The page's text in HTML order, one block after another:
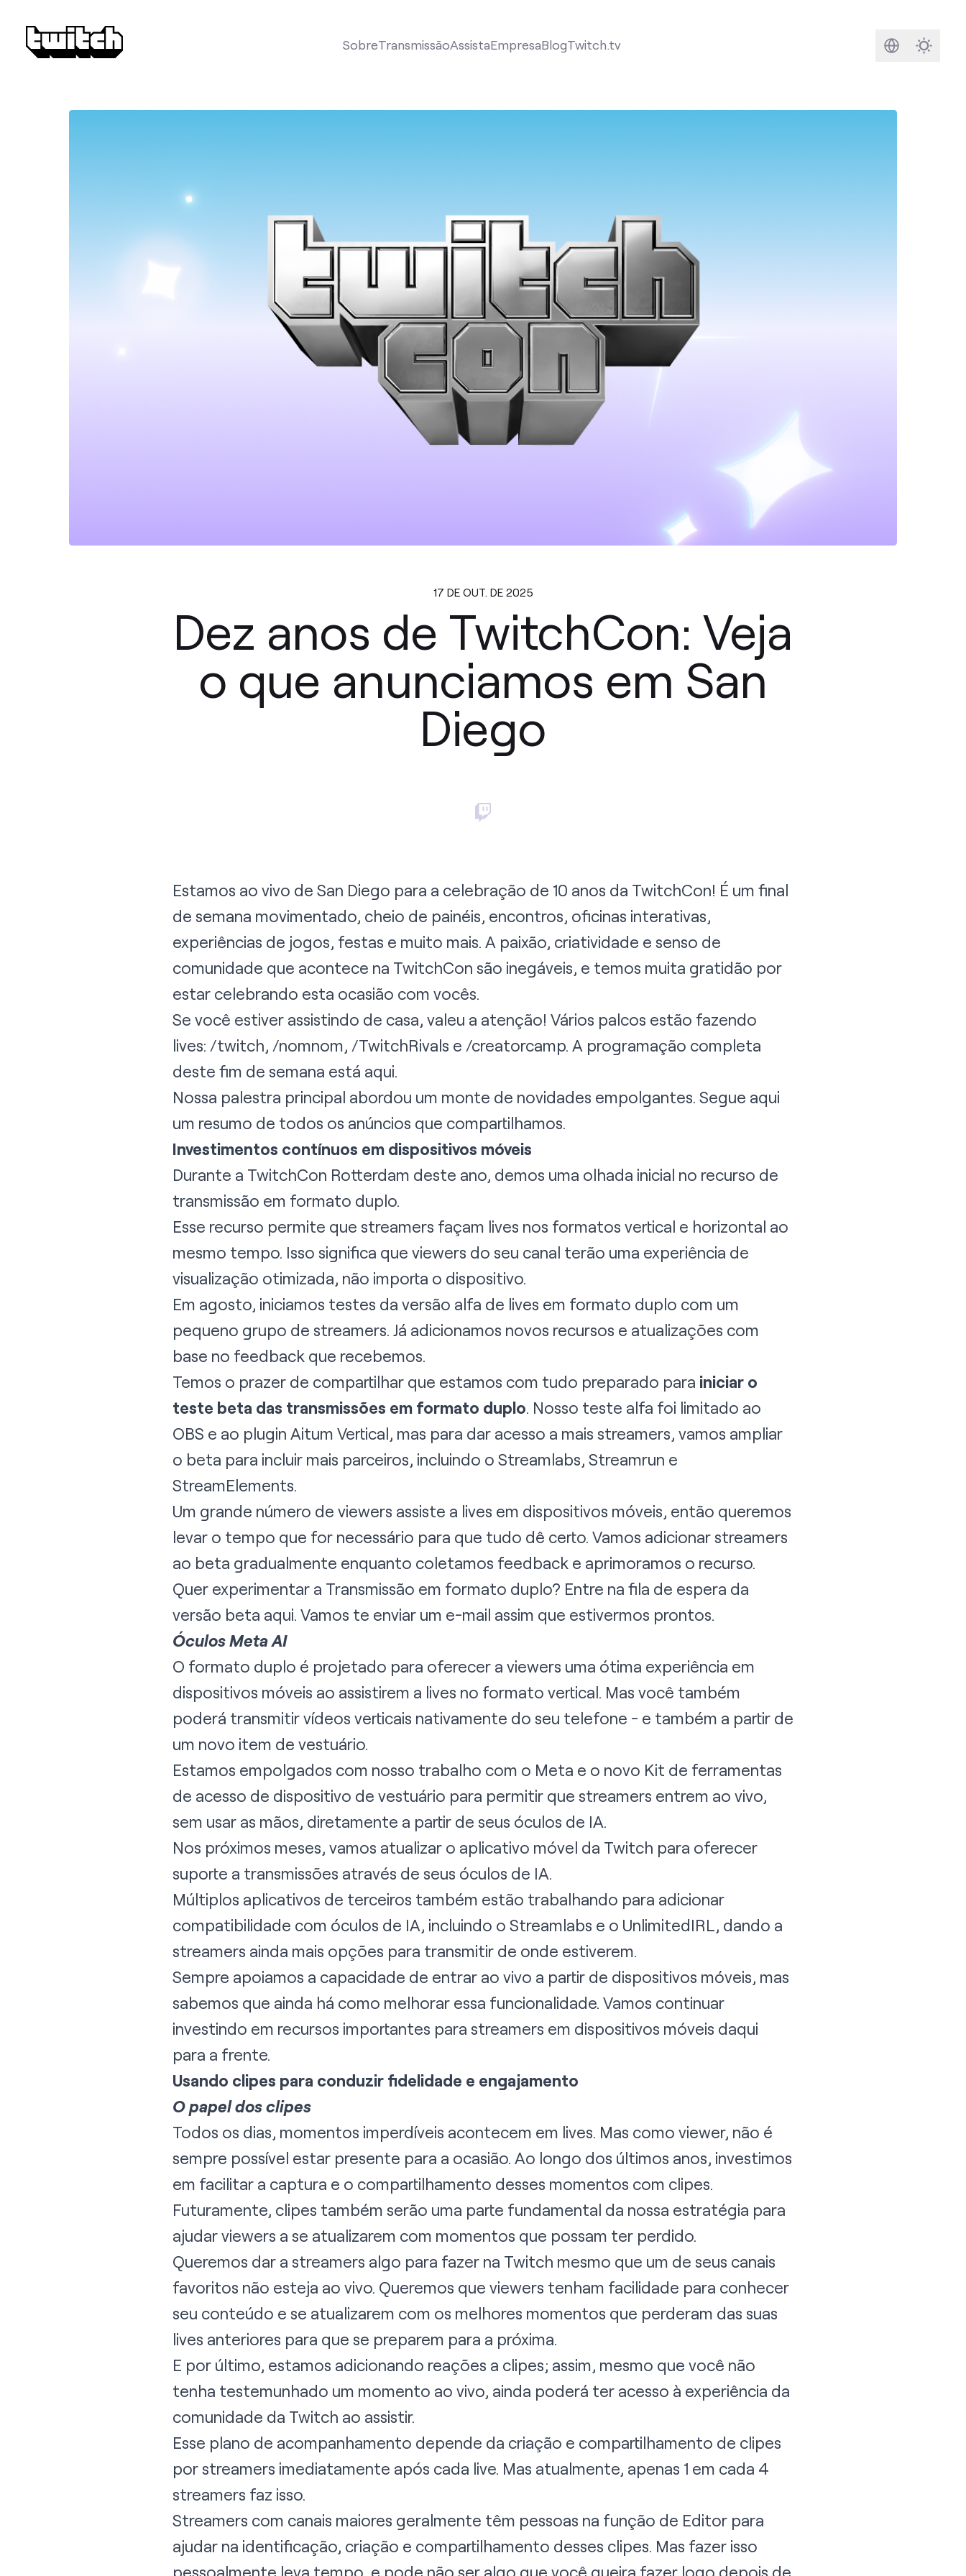
SobreTransmissãoAssistaEmpresaBlogTwitch.tv
17 DE OUT. DE 2025
Dez anos de TwitchCon: Veja
o que anunciamos em San
Diego
Estamos ao vivo de San Diego para a celebração de 10 anos da TwitchCon! É um final
de semana movimentado, cheio de painéis, encontros, oficinas interativas,
experiências de jogos, festas e muito mais. A paixão, criatividade e senso de
comunidade que acontece na TwitchCon são inegáveis, e temos muita gratidão por
estar celebrando esta ocasião com vocês.
Se você estiver assistindo de casa, valeu a atenção! Vários palcos estão fazendo
lives: /twitch, /nomnom, /TwitchRivals e /creatorcamp. A programação completa
deste fim de semana está aqui.
Nossa palestra principal abordou um monte de novidades empolgantes. Segue aqui
um resumo de todos os anúncios que compartilhamos.
Investimentos contínuos em dispositivos móveis
Durante a TwitchCon Rotterdam deste ano, demos uma olhada inicial no recurso de
transmissão em formato duplo.
Esse recurso permite que streamers façam lives nos formatos vertical e horizontal ao
mesmo tempo. Isso significa que viewers do seu canal terão uma experiência de
visualização otimizada, não importa o dispositivo.
Em agosto, iniciamos testes da versão alfa de lives em formato duplo com um
pequeno grupo de streamers. Já adicionamos novos recursos e atualizações com
base no feedback que recebemos.
Temos o prazer de compartilhar que estamos com tudo preparado para iniciar o
teste beta das transmissões em formato duplo. Nosso teste alfa foi limitado ao
OBS e ao plugin Aitum Vertical, mas para dar acesso a mais streamers, vamos ampliar
o beta para incluir mais parceiros, incluindo o Streamlabs, Streamrun e
StreamElements.
Um grande número de viewers assiste a lives em dispositivos móveis, então queremos
levar o tempo que for necessário para que tudo dê certo. Vamos adicionar streamers
ao beta gradualmente enquanto coletamos feedback e aprimoramos o recurso.
Quer experimentar a Transmissão em formato duplo? Entre na fila de espera da
versão beta aqui. Vamos te enviar um e-mail assim que estivermos prontos.
Óculos Meta AI
O formato duplo é projetado para oferecer a viewers uma ótima experiência em
dispositivos móveis ao assistirem a lives no formato vertical. Mas você também
poderá transmitir vídeos verticais nativamente do seu telefone - e também a partir de
um novo item de vestuário.
Estamos empolgados com nosso trabalho com o Meta e o novo Kit de ferramentas
de acesso de dispositivo de vestuário para permitir que streamers entrem ao vivo,
sem usar as mãos, diretamente a partir de seus óculos de IA.
Nos próximos meses, vamos atualizar o aplicativo móvel da Twitch para oferecer
suporte a transmissões através de seus óculos de IA.
Múltiplos aplicativos de terceiros também estão trabalhando para adicionar
compatibilidade com óculos de IA, incluindo o Streamlabs e o UnlimitedIRL, dando a
streamers ainda mais opções para transmitir de onde estiverem.
Sempre apoiamos a capacidade de entrar ao vivo a partir de dispositivos móveis, mas
sabemos que ainda há como melhorar essa funcionalidade. Vamos continuar
investindo em recursos importantes para streamers em dispositivos móveis daqui
para a frente.
Usando clipes para conduzir fidelidade e engajamento
O papel dos clipes
Todos os dias, momentos imperdíveis acontecem em lives. Mas como viewer, não é
sempre possível estar presente para a ocasião. Ao longo dos últimos anos, investimos
em facilitar a captura e o compartilhamento desses momentos com clipes.
Futuramente, clipes também serão uma parte fundamental da nossa estratégia para
ajudar viewers a se atualizarem com momentos que possam ter perdido.
Queremos dar a streamers algo para fazer na Twitch mesmo que um de seus canais
favoritos não esteja ao vivo. Queremos que viewers tenham facilidade para conhecer
seu conteúdo e se atualizarem com os melhores momentos que perderam das suas
lives anteriores para que se preparem para a próxima.
E por último, estamos adicionando reações a clipes; assim, mesmo que você não
tenha testemunhado um momento ao vivo, ainda poderá ter acesso à experiência da
comunidade da Twitch ao assistir.
Esse plano de acompanhamento depende da criação e compartilhamento de clipes
por streamers imediatamente após cada live. Mas atualmente, apenas 1 em cada 4
streamers faz isso.
Streamers com canais maiores geralmente têm pessoas na função de Editor para
ajudar na identificação, criação e compartilhamento desses clipes. Mas fazer isso
pessoalmente leva tempo, e pode não ser algo que você queira fazer logo depois de